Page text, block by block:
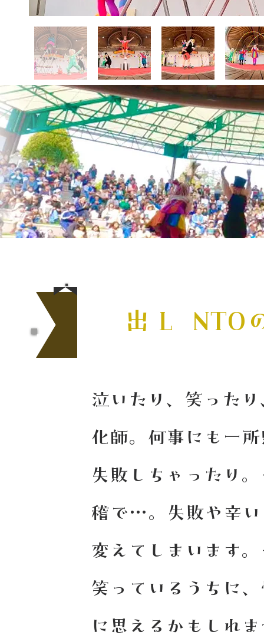
泣いたり、笑った
化師。何事にも一
失敗しちゃったり
稽で…。失敗や辛い
変えてしまいます
笑っているうちに
に思えるかもしれ
出 L NTO